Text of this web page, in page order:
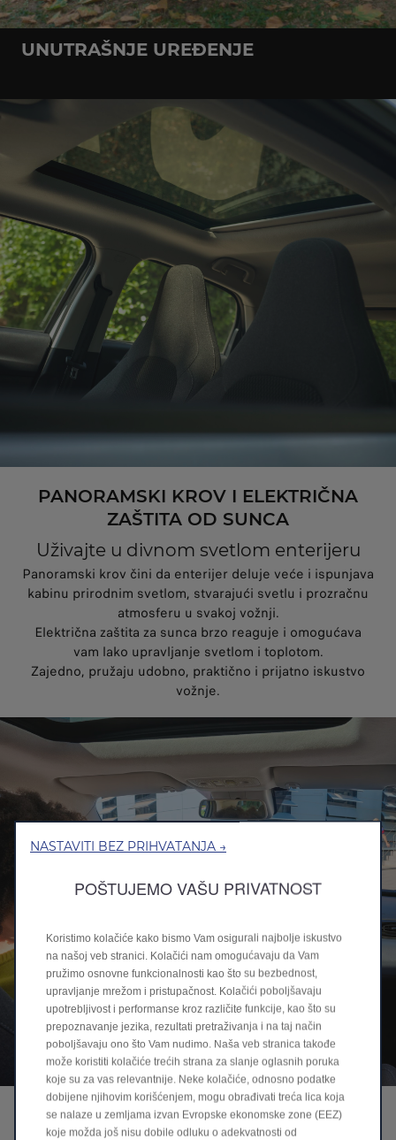
UNUTRAŠNJE UREĐENJE
PANORAMSKI KROV I ELEKTRIČNA
ZAŠTITA OD SUNCA
Uživajte u divnom svetlom enterijeru
Panoramski krov čini da enterijer deluje veće i ispunjava
kabinu prirodnim svetlom, stvarajući svetlu i prozračnu
atmosferu u svakoj vožnji.
Električna zaštita za sunca brzo reaguje i omogućava
vam lako upravljanje svetlom i toplotom.
Zajedno, pružaju udobno, praktično i prijatno iskustvo
vožnje.
10,1" CENTRALNA KONZOLA
NASTAVITI BEZ PRIHVATANJA →
POŠTUJEMO VAŠU PRIVATNOST
Koristimo kolačiće kako bismo Vam osigurali najbolje iskustvo
na našoj veb stranici. Kolačići nam omogućavaju da Vam
pružimo osnovne funkcionalnosti kao što su bezbednost,
upravljanje mrežom i pristupačnost. Kolačići poboljšavaju
upotrebljivost i performanse kroz različite funkcije, kao što su
prepoznavanje jezika, rezultati pretraživanja i na taj način
poboljšavaju ono što Vam nudimo. Naša veb stranica takođe
može koristiti kolačiće trećih strana za slanje oglasnih poruka
koje su za vas relevantnije. Neke kolačiće, odnosno podatke
dobijene njihovim korišćenjem, mogu obrađivati treća lica koja
se nalaze u zemljama izvan Evropske ekonomske zone (EEZ)
koje možda još nisu dobile odluku o adekvatnosti od